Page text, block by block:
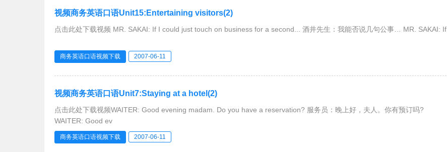
视频商务英语口语Unit15:Entertaining visitors(2)
点击此处下载视频 MR. SAKAI: If I could just touch on business for a second... 酒井先生：我能否说几句公事… MR. SAKAI: If
商务英语口语视频下载 2007-06-11
视频商务英语口语Unit7:Staying at a hotel(2)
点击此处下载视频WAITER: Good evening madam. Do you have a reservation? 服务员：晚上好，夫人。你有预订吗?
WAITER: Good ev
商务英语口语视频下载 2007-06-11